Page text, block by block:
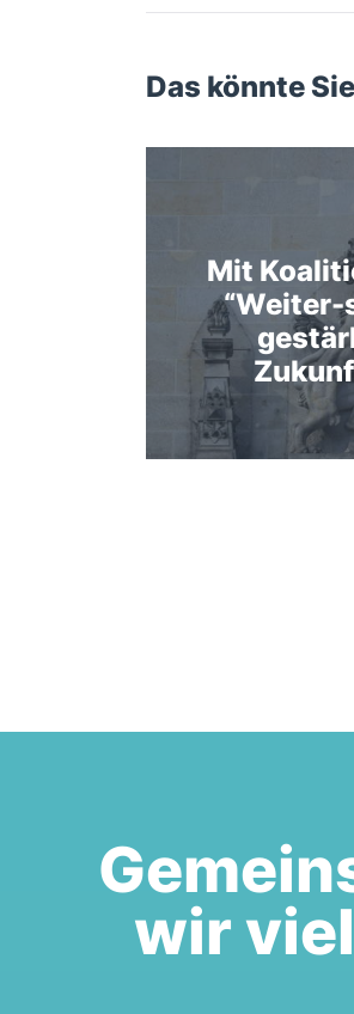
Das könnte
Mit
“Weiter-
wir